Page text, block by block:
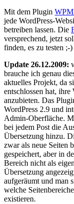
Mit dem Plugin
jede WordPress-
betreiben lassen. Die
versprechend, jetzt
finden, es zu testen ;-)
Update 26.12.2009:
brauche ich genau
aktuelles Projekt, da
entschlossen hat, ihre
anzubieten. Das
WordPress 2.9 und
Admin-Oberfläche.
bei jedem Post die
Übersetzung hinzu.
zwar als neue Seiten
gespeichert, aber in
Bereich nicht als
Übersetzung
aufgeräumt und man
welche
existieren.